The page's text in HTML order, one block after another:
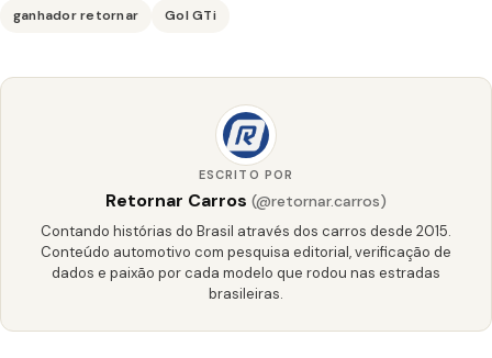
ganhador retornar Gol GTi
ESCRITO POR
Retornar Carros (@retornar.carros)
Contando histórias do Brasil através dos carros desde 2015.
Conteúdo automotivo com pesquisa editorial, verificação de
dados e paixão por cada modelo que rodou nas estradas
brasileiras.